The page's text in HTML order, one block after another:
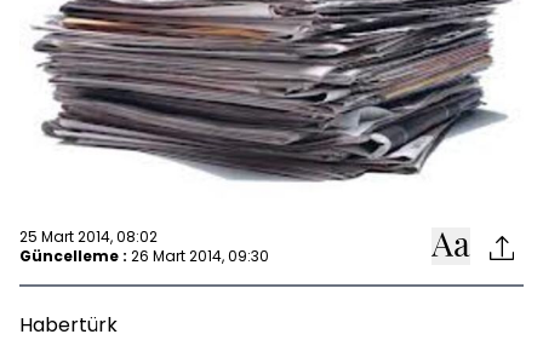
25 Mart 2014, 08:02
Güncelleme : 26 Mart 2014, 09:30
Habertürk